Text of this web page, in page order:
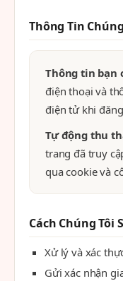
Thông Tin
Thông tin bạn
điện thoại và
điện tử khi
Tự động thu
trang đã truy
qua cookie và
Cách Chúng Tôi
Xử lý và xác
Gửi xác nhận